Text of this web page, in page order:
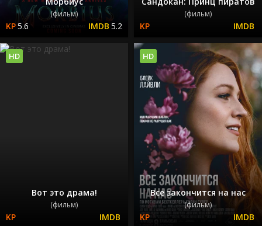
(фильм)
5.6 5.2
(фильм)
Вот это драма!
(фильм)
HD
Все закончится на нас
(фильм)
HD